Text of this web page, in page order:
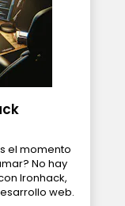
el momento
No hay
Ironhack,
web.